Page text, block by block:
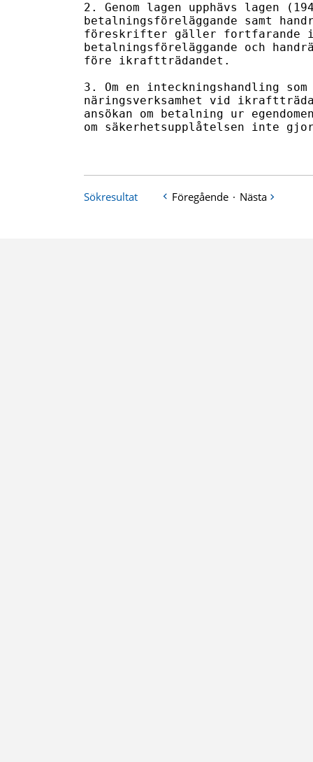
2. Genom lagen upphävs lagen
betalningsföreläggande samt
föreskrifter gäller fortfarande i
betalningsföreläggande och
före ikraftträdandet.
3. Om en inteckningshandling
näringsverksamhet vid
ansökan om betalning ur
om säkerhetsupplåtelsen inte
Sökresultat Föregående · Nästa